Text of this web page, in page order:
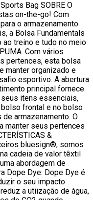
Bag SOBRE O
on-the-go! Com
o armazenamento
a Bolsa Fundamentals
ao treino e tudo no meio
Com vários
pertences, esta bolsa
manter organizado e
esportivo. A abertura
principal fornece
itens essenciais,
frontal e no bolso
armazenamento. O
manter seus pertences
&
bluesign®, somos
cadeia de valor têxtil
abordagem de
Dope Dye: Dope Dye é
o seu impacto
a utiização de água,